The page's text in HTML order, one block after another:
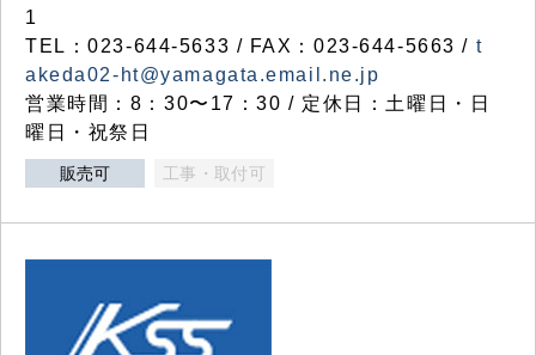
1
TEL：023-644-5633 / FAX：023-644-5663 / t
akeda02-ht@yamagata.email.ne.jp
営業時間：8：30〜17：30 / 定休日：土曜日・日
曜日・祝祭日
販売可 工事・取付可